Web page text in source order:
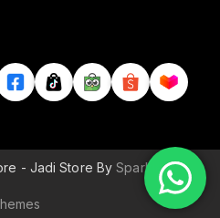
- Jadi Store BySparkle Wp